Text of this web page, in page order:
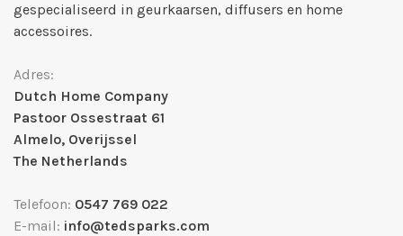
gespecialiseerd in geurkaarsen, diffusers en home
accessoires.
Adres:
Dutch Home Company
Pastoor Ossestraat 61
Almelo, Overijssel
The Netherlands
Telefoon: 0547 769 022
E-mail: info@tedsparks.com